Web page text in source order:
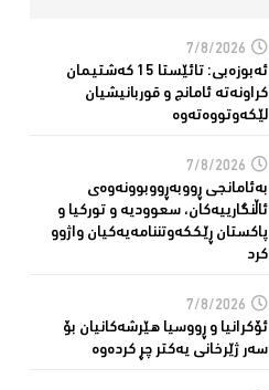
7/8/2026
ئەبوزەبی: تائێستا 15 كەشتیمان
كراونەتە ئامانج و قوربانیشیان
لێكەوتووەتەوە
7/8/2026
بەئامانجی ڕووبەڕووبوونەوەی
ئاڵنگارییەكان، سعوودیە و توركیا و
پاكستان ڕێككەوتننامەیەکیان واژوو
كرد
7/8/2026
ئۆكرانیا و ڕووسیا هێرشەكانیان بۆ
سەر ژێرخانی یەكتر چڕ كردەوە